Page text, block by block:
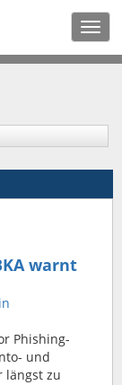
warnt
Phishing-
und
längst zu